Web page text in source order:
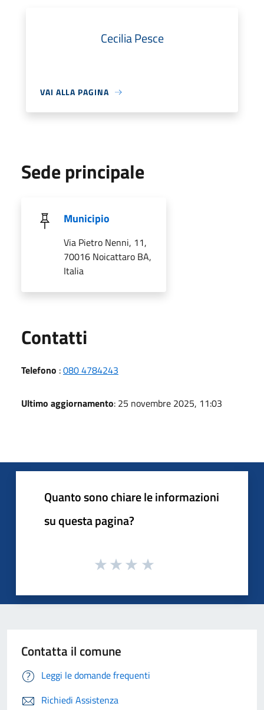
Cecilia Pesce
VAI ALLA PAGINA
Sede principale
Municipio
Via Pietro Nenni, 11,
70016 Noicattaro BA,
Italia
Contatti
Telefono :080 4784243
Ultimo aggiornamento: 25 novembre 2025, 11:03
Quanto sono chiare le informazioni
su questa pagina?
Contatta il comune
Leggi le domande frequenti
Richiedi Assistenza